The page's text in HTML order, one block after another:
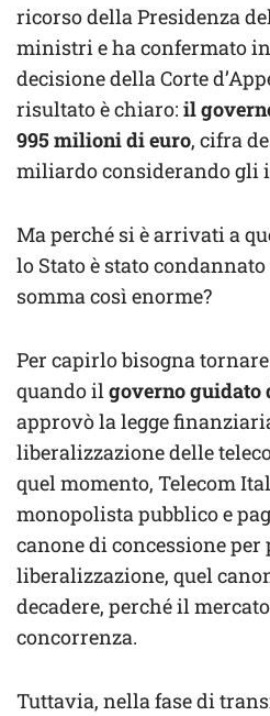
ricorso della Presidenza
ministri e ha confermato
decisione della Corte
risultato è chiaro: il
995 milioni di euro, cifra
miliardo considerando gli
Ma perché si è arrivati a
lo Stato è stato
somma così enorme?
Per capirlo bisogna
quando il governo guidato
approvò la legge
liberalizzazione delle
quel momento, Telecom
monopolista pubblico e
canone di concessione per
liberalizzazione, quel
decadere, perché il
concorrenza.
Tuttavia, nella fase di